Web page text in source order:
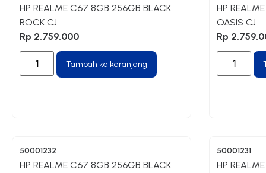
HP REALME C67 8GB 256GB BLACK
ROCK CJ
Rp 2.759.000
Tambah ke keranjang
HP
OASIS CJ
Rp
50001232
HP REALME C67 8GB 256GB BLACK
50001231
HP